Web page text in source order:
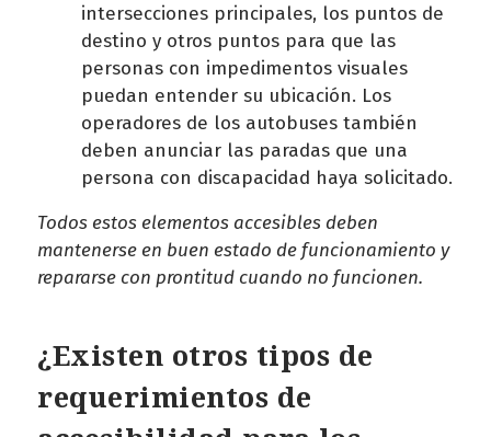
intersecciones principales, los puntos de
destino y otros puntos para que las
personas con impedimentos visuales
puedan entender su ubicación. Los
operadores de los autobuses también
deben anunciar las paradas que una
persona con discapacidad haya solicitado.
Todos estos elementos accesibles deben
mantenerse en buen estado de funcionamiento y
repararse con prontitud cuando no funcionen.
¿Existen otros tipos de
requerimientos de